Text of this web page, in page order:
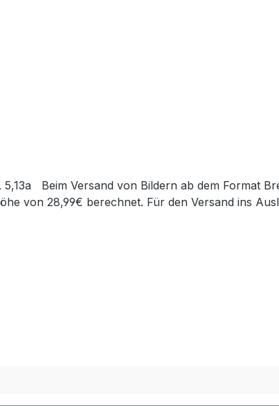
von 28,99€ berechnet. Für den Versand ins